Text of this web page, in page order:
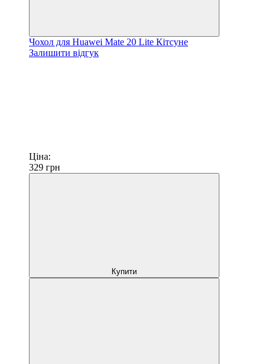
Чохол для Huawei Mate 20 Lite Кітсуне
Залишити відгук
Ціна:
329 грн
Купити